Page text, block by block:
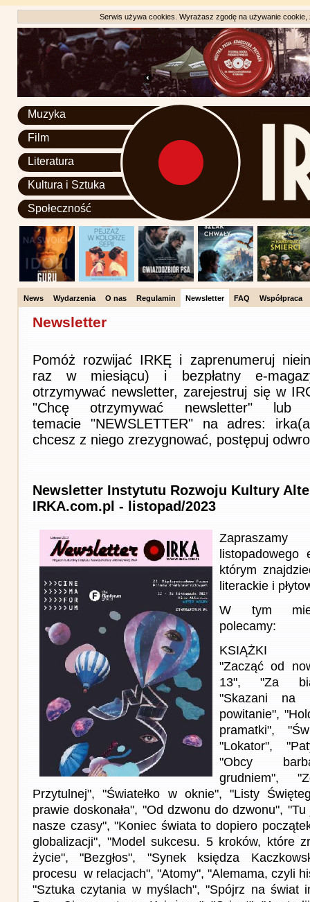
Serwis używa cookies. Wyrażasz zgodę na używanie
Muzyka
Film
Literatura
Kultura i Sztuka
Społeczność
News Wydarzenia O nas Regulamin Newsletter FAQ Współpraca
Newsletter
Pomóż rozwijać IRKĘ i zaprenumeruj
raz w miesiącu) i bezpłatny e-
otrzymywać newsletter, zarejestruj się w
"Chcę otrzymywać newsletter"
temacie "NEWSLETTER" na adres:
chcesz z niego zrezygnować, postępuj
Newsletter Instytutu Rozwoju Kultury
IRKA.com.pl - listopad/2023
listopadowego
którym
literackie i
W tym
polecamy:
KSIĄŻKI
"Zacząć od
13", "Za
"Skazani na
powitanie",
pramatki",
"Lokator",
"Obcy
grudniem",
Przytulnej", "Światełko w oknie", "Listy
prawie doskonała", "Od dzwonu do dzwonu",
nasze czasy", "Koniec świata to dopiero
globalizacji", "Model sukcesu. 5 kroków, które
życie", "Bezgłos", "Synek księdza
procesu w relacjach", "Atomy", "Alemama, czyli
"Sztuka czytania w myślach", "Spójrz na świat